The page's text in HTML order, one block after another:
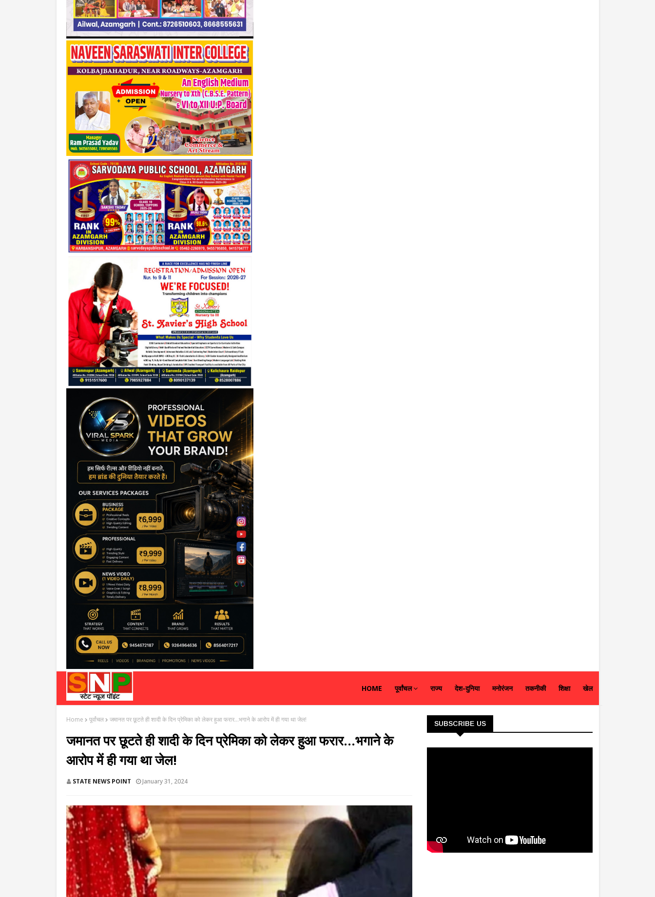
HOME पूर्वांचल राज्य देश-दुनिया मनोरंजन तकनीकी शिक्षा खेल
Home पूर्वांचल जमानत पर छूटते ही शादी के दिन प्रेमिका को लेकर हुआ फरार...भगाने के आरोप में ही गया था जेल!
जमानत पर छूटते ही शादी के दिन प्रेमिका को लेकर हुआ फरार...भगाने के
आरोप में ही गया था जेल!
STATE NEWS POINT January 31, 2024
SUBSCRIBE US